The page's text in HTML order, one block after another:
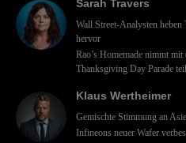
Sarah Travers
Wall Street-Analysten
hervor
Rao’s Homemade nimmt
Thanksgiving Day Parade teil
Klaus Wertheimer
Gemischte Stimmung an
Infineons neuer Wafer